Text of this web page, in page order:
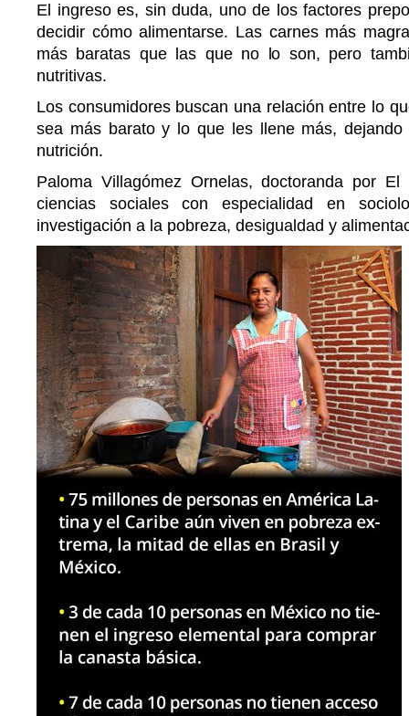
El ingreso es, sin duda, uno de los factores
decidir cómo alimentarse. Las carnes más
más baratas que las que no lo son, pero
nutritivas.
Los consumidores buscan una relación entre lo
sea más barato y lo que les llene más,
nutrición.
Paloma Villagómez Ornelas, doctoranda por
ciencias sociales con especialidad en
investigación a la pobreza, desigualdad y